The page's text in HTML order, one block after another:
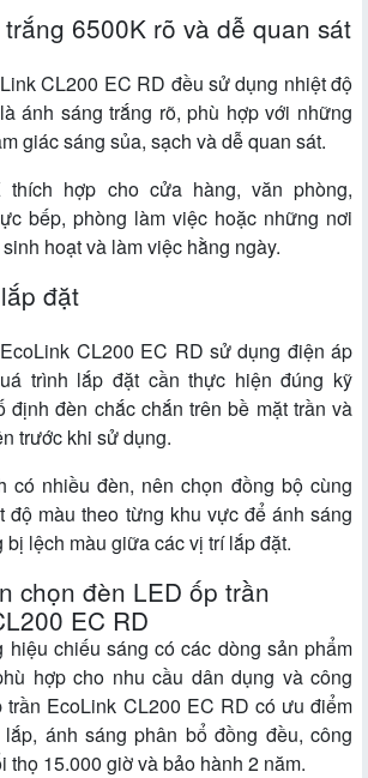
6500K rõ và dễ quan sát
CL200 EC RD đều sử dụng nhiệt độ
ánh sáng trắng rõ, phù hợp với những
giác sáng sủa, sạch và dễ quan sát.
thích hợp cho cửa hàng, văn phòng,
bếp, phòng làm việc hoặc những nơi
hoạt và làm việc hằng ngày.
đặt
CL200 EC RD sử dụng điện áp
trình lắp đặt cần thực hiện đúng kỹ
định đèn chắc chắn trên bề mặt trần và
trước khi sử dụng.
có nhiều đèn, nên chọn đồng bộ cùng
độ màu theo từng khu vực để ánh sáng
bị lệch màu giữa các vị trí lắp đặt.
chọn đèn LED ốp trần
EC RD
hiệu chiếu sáng có các dòng sản phẩm
hợp cho nhu cầu dân dụng và công
EcoLink CL200 EC RD có ưu điểm
ánh sáng phân bổ đồng đều, công
thọ 15.000 giờ và bảo hành 2 năm.